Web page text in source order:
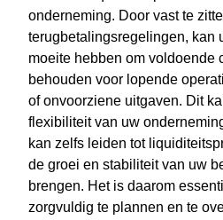
onderneming. Door vast te
terugbetalingsregelingen, kan
moeite hebben om voldoende
behouden voor lopende
of onvoorziene uitgaven. Dit
flexibiliteit van uw
kan zelfs leiden tot
de groei en stabiliteit van uw
brengen. Het is daarom
zorgvuldig te plannen en te